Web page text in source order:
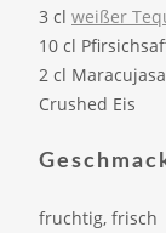
3 cl weißer
10 cl
2 cl
Crushed Eis
fruchtig, frisch